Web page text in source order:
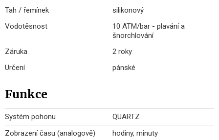
Tah / řemínek
silikonový
Vodotěsnost
10 ATM/bar - plavání a
šnorchlování
Záruka
2 roky
Určení
pánské
Funkce
Systém pohonu
QUARTZ
Zobrazení času (analogově)
hodiny, minuty